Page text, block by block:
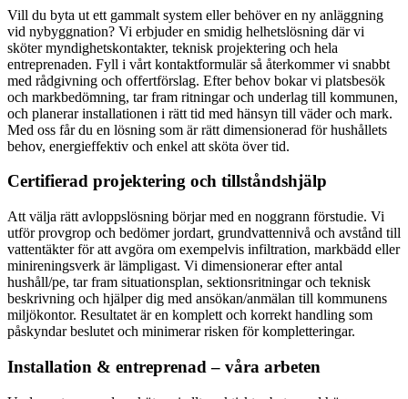
Vill du byta ut ett gammalt system eller behöver en ny anläggning
vid nybyggnation? Vi erbjuder en smidig helhetslösning där vi
sköter myndighetskontakter, teknisk projektering och hela
entreprenaden. Fyll i vårt kontaktformulär så återkommer vi snabbt
med rådgivning och offertförslag. Efter behov bokar vi platsbesök
och markbedömning, tar fram ritningar och underlag till kommunen,
och planerar installationen i rätt tid med hänsyn till väder och mark.
Med oss får du en lösning som är rätt dimensionerad för hushållets
behov, energieffektiv och enkel att sköta över tid.
Certifierad projektering och tillståndshjälp
Att välja rätt avloppslösning börjar med en noggrann förstudie. Vi
utför provgrop och bedömer jordart, grundvattennivå och avstånd till
vattentäkter för att avgöra om exempelvis infiltration, markbädd eller
minireningsverk är lämpligast. Vi dimensionerar efter antal
hushåll/pe, tar fram situationsplan, sektionsritningar och teknisk
beskrivning och hjälper dig med ansökan/anmälan till kommunens
miljökontor. Resultatet är en komplett och korrekt handling som
påskyndar beslutet och minimerar risken för kompletteringar.
Installation & entreprenad – våra arbeten